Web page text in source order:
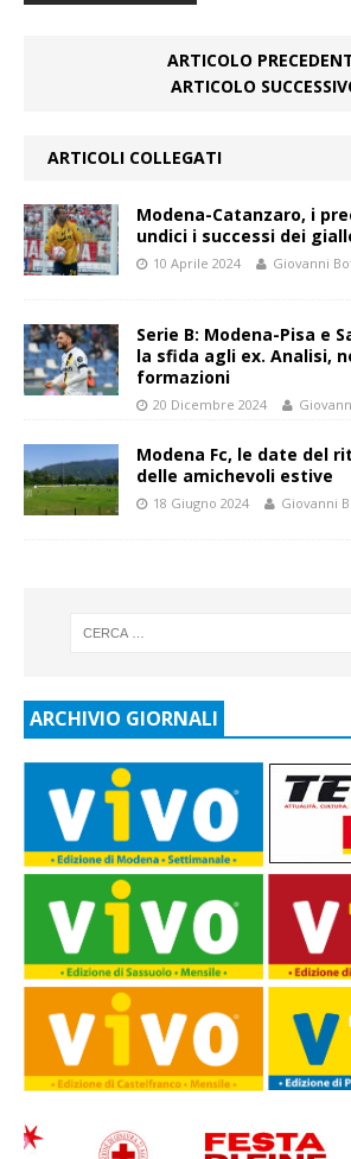
ARTICOLO
ARTICOLO
ARTICOLI COLLEGATI
Modena-Catanzaro, i
undici i successi dei
10 Aprile 2024 Giovanni
Serie B: Modena-Pisa e
la sfida agli ex. Analisi,
formazioni
20 Dicembre 2024
Modena Fc, le date del
delle amichevoli estive
18 Giugno 2024 Giovanni
ARCHIVIO GIORNALI